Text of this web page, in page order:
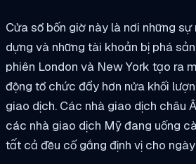
Cửa sổ bốn giờ này là nơi những
dựng và những tài khoản bị phá
phiên London và New York tạo ra
động tổ chức đẩy hơn nửa khối
giao dịch. Các nhà giao dịch châu
các nhà giao dịch Mỹ đang uống
tất cả đều cố gắng định vị cho